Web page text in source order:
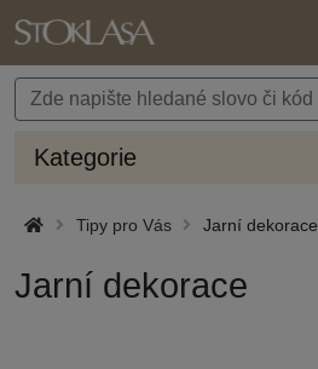
Kategorie
Tipy pro Vás Jarní dekorace
Jarní dekorace